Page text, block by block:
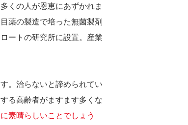
くの人が恩恵にあずかれま
薬の製造で培った無菌製剤
ートの研究所に設置。産業
。治らないと諦められてい
る高齢者がますます多くな
素晴らしいことでしょう